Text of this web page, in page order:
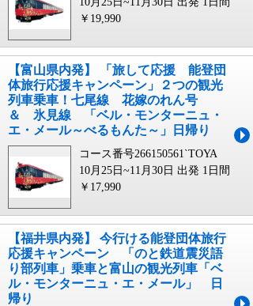
￥19,990
【富山県内発】 「旅して応援 能登団
体旅行応援キャンペーン」２つの観光
列車乗車！七尾線 花嫁のれん号
＆ 氷見線 「ベル・モンターニュ・
エ・メール～べるもんた～」日帰り
コース番号266150561`TOYA
10月25日~11月30日 出発 1日間
￥17,990
【福井県内発】 今行ける能登団体旅行
応援キャンペーン 「のと鉄道震災語
り部列車」乗車と富山の観光列車「ベ
ル・モンターニュ・エ・メール」 日
帰り